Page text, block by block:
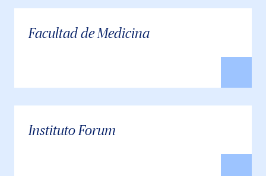
Facultad de Medicina
Instituto Forum